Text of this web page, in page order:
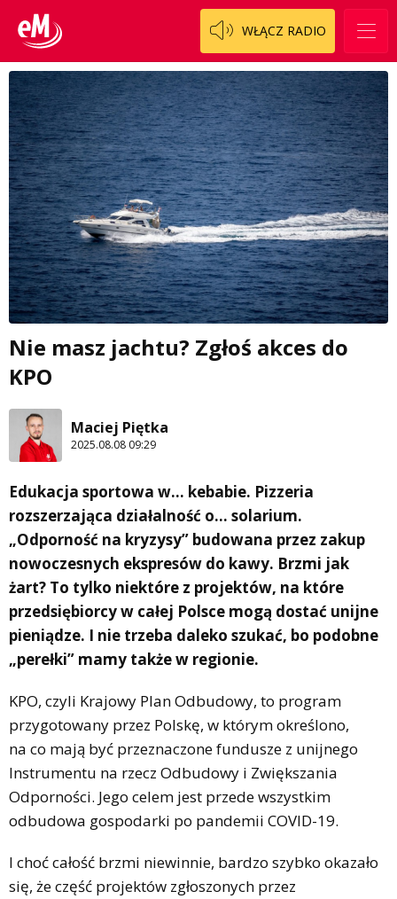
WŁĄCZ RADIO
Nie masz jachtu? Zgłoś akces do
KPO
Maciej Piętka
2025.08.08 09:29
Edukacja sportowa w… kebabie. Pizzeria
rozszerzająca działalność o… solarium.
„Odporność na kryzysy” budowana przez zakup
nowoczesnych ekspresów do kawy. Brzmi jak
żart? To tylko niektóre z projektów, na które
przedsiębiorcy w całej Polsce mogą dostać unijne
pieniądze. I nie trzeba daleko szukać, bo podobne
„perełki” mamy także w regionie.
KPO, czyli Krajowy Plan Odbudowy, to program
przygotowany przez Polskę, w którym określono,
na co mają być przeznaczone fundusze z unijnego
Instrumentu na rzecz Odbudowy i Zwiększania
Odporności. Jego celem jest przede wszystkim
odbudowa gospodarki po pandemii COVID-19.
I choć całość brzmi niewinnie, bardzo szybko okazało
się, że część projektów zgłoszonych przez